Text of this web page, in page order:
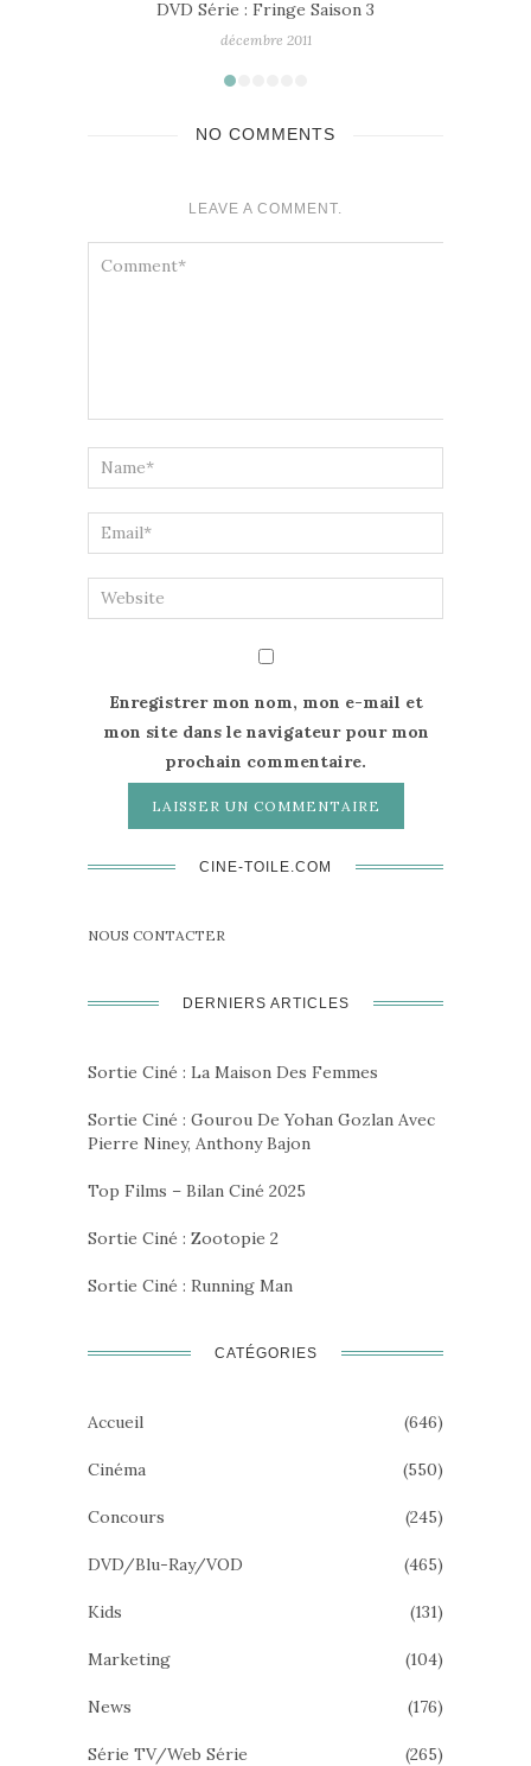
NO COMMENTS
LEAVE A COMMENT.
Enregistrer mon nom, mon e-mail et
mon site dans le navigateur pour mon
prochain commentaire.
CINE-TOILE.COM
NOUS CONTACTER
DERNIERS ARTICLES
Sortie Ciné : La Maison Des Femmes
Sortie Ciné : Gourou De Yohan Gozlan Avec
Pierre Niney, Anthony Bajon
Top Films – Bilan Ciné 2025
Sortie Ciné : Zootopie 2
Sortie Ciné : Running Man
CATÉGORIES
Accueil (646)
Cinéma (550)
Concours (245)
DVD/Blu-Ray/VOD (465)
Kids (131)
Marketing (104)
News (176)
Série TV/Web Série (265)